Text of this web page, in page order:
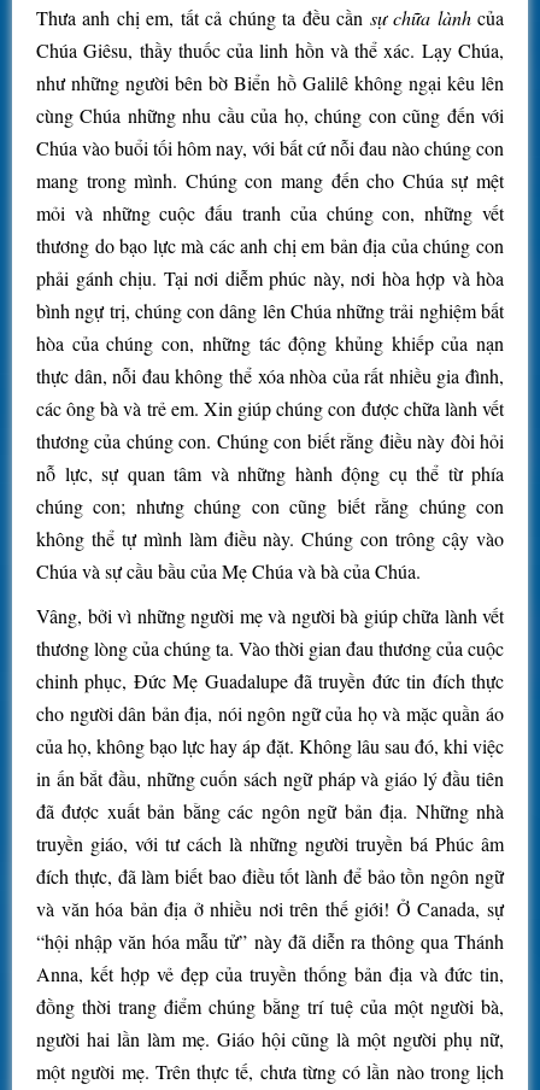
Thưa anh chị em, tất cả chúng ta đều cần sự chữa lànhcủa
Chúa Giêsu, thầy thuốc của linh hồn và thể xác. Lạy Chúa,
như những người bên bờ Biển hồ Galilê không ngại kêu lên
cùng Chúa những nhu cầu của họ, chúng con cũng đến với
Chúa vào buổi tối hôm nay, với bất cứ nỗi đau nào chúng con
mang trong mình. Chúng con mang đến cho Chúa sự mệt
mỏi và những cuộc đấu tranh của chúng con, những vết
thương do bạo lực mà các anh chị em bản địa của chúng con
phải gánh chịu. Tại nơi diễm phúc này, nơi hòa hợp và hòa
bình ngự trị, chúng con dâng lên Chúa những trải nghiệm bất
hòa của chúng con, những tác động khủng khiếp của nạn
thực dân, nỗi đau không thể xóa nhòa của rất nhiều gia đình,
các ông bà và trẻ em. Xin giúp chúng con được chữa lành vết
thương của chúng con. Chúng con biết rằng điều này đòi hỏi
nỗ lực, sự quan tâm và những hành động cụ thể từ phía
chúng con; nhưng chúng con cũng biết rằng chúng con
không thể tự mình làm điều này. Chúng con trông cậy vào
Chúa và sự cầu bầu của Mẹ Chúa và bà của Chúa.
Vâng, bởi vì những người mẹ và người bà giúp chữa lành vết
thương lòng của chúng ta. Vào thời gian đau thương của cuộc
chinh phục, Đức Mẹ Guadalupe đã truyền đức tin đích thực
cho người dân bản địa, nói ngôn ngữ của họ và mặc quần áo
của họ, không bạo lực hay áp đặt. Không lâu sau đó, khi việc
in ấn bắt đầu, những cuốn sách ngữ pháp và giáo lý đầu tiên
đã được xuất bản bằng các ngôn ngữ bản địa. Những nhà
truyền giáo, với tư cách là những người truyền bá Phúc âm
đích thực, đã làm biết bao điều tốt lành để bảo tồn ngôn ngữ
và văn hóa bản địa ở nhiều nơi trên thế giới! Ở Canada, sự
“hội nhập văn hóa mẫu tử” này đã diễn ra thông qua Thánh
Anna, kết hợp vẻ đẹp của truyền thống bản địa và đức tin,
đồng thời trang điểm chúng bằng trí tuệ của một người bà,
người hai lần làm mẹ. Giáo hội cũng là một người phụ nữ,
một người mẹ. Trên thực tế, chưa từng có lần nào trong lịch